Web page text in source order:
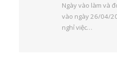
Ngày vào làm và
vào ngày 26/04/
nghỉ việc…